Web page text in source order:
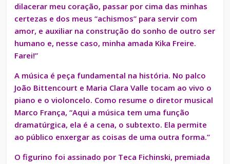
dilacerar meu coração, passar por cima das minhas
certezas e dos meus “achismos” para servir com
amor, e auxiliar na construção do sonho de outro ser
humano e, nesse caso, minha amada Kika Freire.
Farei!”
A música é peça fundamental na história. No palco
João Bittencourt e Maria Clara Valle tocam ao vivo o
piano e o violoncelo. Como resume o diretor musical
Marco França, “Aqui a música tem uma função
dramatúrgica, ela é a cena, o subtexto. Ela permite
ao público enxergar as coisas de uma outra forma.”
O figurino foi assinado por Teca Fichinski, premiada